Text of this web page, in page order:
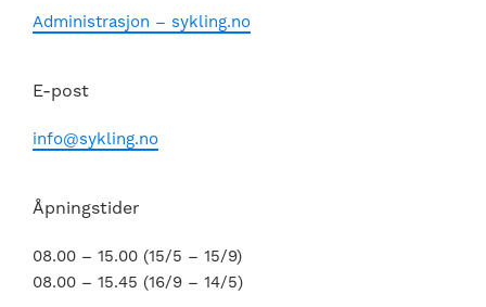
Administrasjon – sykling.no
E-post
info@sykling.no
Åpningstider
08.00 – 15.00 (15/5 – 15/9)
08.00 – 15.45 (16/9 – 14/5)